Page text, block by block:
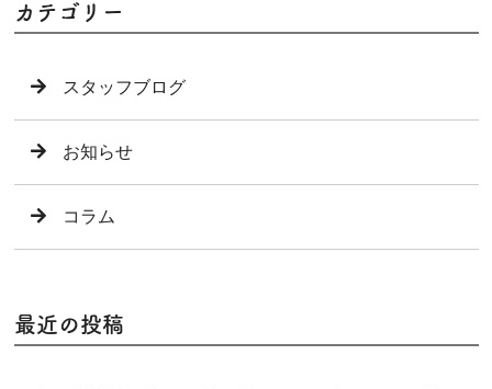
カテゴリー
スタッフブログ
お知らせ
コラム
最近の投稿